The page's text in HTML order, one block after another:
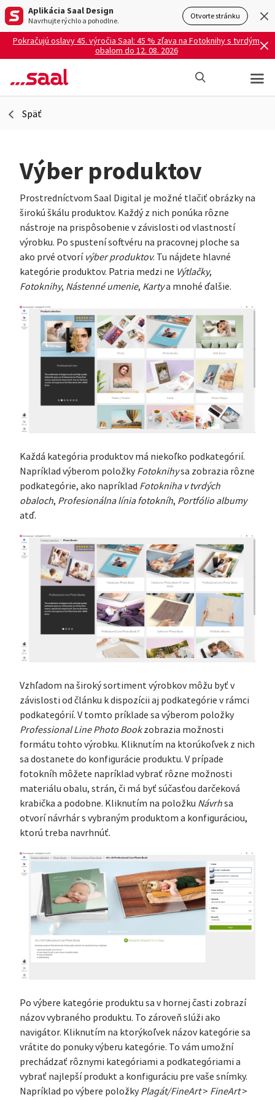
Aplikácia Saal Design
Navrhujte rýchlo a pohodlne. Otvorte stránku
Pokračujú oslavy 45. výročia Saal: 45 % zľava na Fotoknihy s tvrdým
obalom do 12. 08. 2026
Späť
Výber produktov
Prostredníctvom Saal Digital je možné tlačiť obrázky na
širokú škálu produktov. Každý z nich ponúka rôzne
nástroje na prispôsobenie v závislosti od vlastností
výrobku. Po spustení softvéru na pracovnej ploche sa
ako prvé otvorí výber produktov. Tu nájdete hlavné
kategórie produktov. Patria medzi ne Výtlačky,
Fotoknihy, Nástenné umenie, Kartya mnohé ďalšie.
Každá kategória produktov má niekoľko podkategórií.
Napríklad výberom položkyFotoknihysa zobrazia rôzne
podkategórie, ako napríklad Fotokniha v tvrdých
obaloch, Profesionálna línia fotokníh, Portfólio albumy
atď.
Vzhľadom na široký sortiment výrobkov môžu byť v
závislosti od článku k dispozícii aj podkategórie v rámci
podkategórií. V tomto príklade sa výberom položky
Professional Line Photo Bookzobrazia možnosti
formátu tohto výrobku. Kliknutím na ktorúkoľvek z nich
sa dostanete do konfigurácie produktu. V prípade
fotokníh môžete napríklad vybrať rôzne možnosti
materiálu obalu, strán, či má byť súčasťou darčeková
krabička a podobne. Kliknutím na položku Návrhsa
otvorí návrhár s vybraným produktom a konfiguráciou,
ktorú treba navrhnúť.
Po výbere kategórie produktu sa v hornej časti zobrazí
názov vybraného produktu. To zároveň slúži ako
navigátor. Kliknutím na ktorýkoľvek názov kategórie sa
vrátite do ponuky výberu kategórie. To vám umožní
prechádzať rôznymi kategóriami a podkategóriami a
vybrať najlepší produkt a konfiguráciu pre vaše snímky.
Napríklad po výbere položkyPlagát/FineArt> FineArt>